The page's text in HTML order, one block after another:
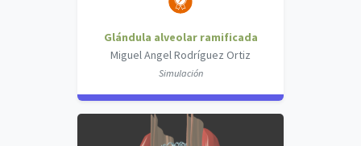
Glándula alveolar ramificada
Miguel Angel Rodríguez Ortiz
Simulación